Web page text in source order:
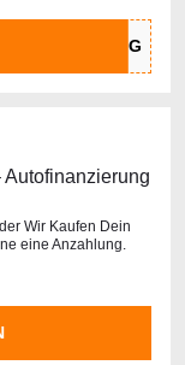
Autofinanzierung
Wir Kaufen Dein
eine Anzahlung.